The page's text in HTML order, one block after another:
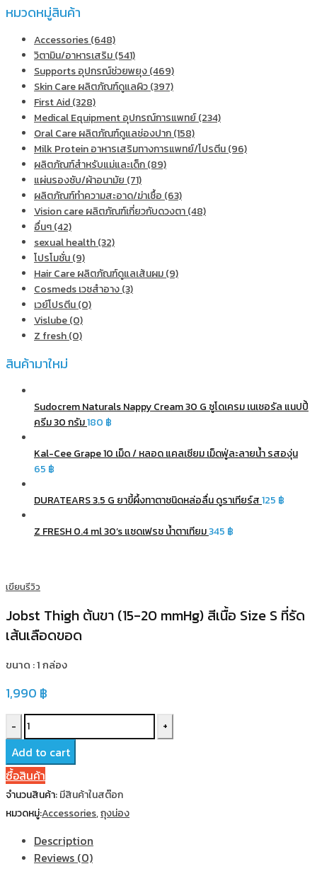
หมวดหมู่สินค้า
Accessories (648)
วิตามิน/อาหารเสริม (541)
Supports อุปกรณ์ช่วยพยุง (469)
Skin Care ผลิตภัณฑ์ดูแลผิว (397)
First Aid (328)
Medical Equipment อุปกรณ์การแพทย์ (234)
Oral Care ผลิตภัณฑ์ดูแลช่องปาก (158)
Milk Protein อาหารเสริมทางการแพทย์/โปรตีน (96)
ผลิตภัณฑ์สำหรับแม่และเด็ก (89)
แผ่นรองซับ/ผ้าอนามัย (71)
ผลิตภัณฑ์ทําความสะอาด/ฆ่าเชื้อ (63)
Vision care ผลิตภัณฑ์เกี่ยวกับดวงตา (48)
อื่นๆ (42)
sexual health (32)
โปรโมชั่น (9)
Hair Care ผลิตภัณฑ์ดูแลเส้นผม (9)
Cosmeds เวชสําอาง (3)
เวย์โปรตีน (0)
Vislube (0)
Z fresh (0)
สินค้ามาใหม่
Sudocrem Naturals Nappy Cream 30 G ซูโดเครม เนเชอรัล แนปปี้
ครีม 30 กรัม180 ฿
Kal-Cee Grape 10 เม็ด / หลอด แคลเซียม เม็ดฟู่ละลายน้ำ รสองุ่น
65 ฿
DURATEARS 3.5 G ยาขี้ผึ้งทาตาชนิดหล่อลื่น ดูราเทียร์ส125 ฿
Z FRESH 0.4 ml 30’s แซดเฟรช น้ำตาเทียม345 ฿
เขียนรีวิว
Jobst Thigh ต้นขา (15-20 mmHg) สีเนื้อ Size S ที่รัด
เส้นเลือดขอด
ขนาด : 1 กล่อง
1,990 ฿
Jobst
Thigh
ต้น
ขา
(15-
20
Add to cart
ซื้อสินค้า
จำนวนสินค้า:มีสินค้าในสต๊อก
หมวดหมู่:Accessories,ถุงน่อง
Description
Reviews (0)